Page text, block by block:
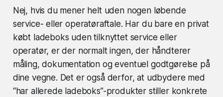
Nej, hvis du mener helt uden nogen løbende
service- eller operatøraftale. Har du bare en privat
købt ladeboks uden tilknyttet service eller
operatør, er der normalt ingen, der håndterer
måling, dokumentation og eventuel godtgørelse på
dine vegne. Det er også derfor, at udbydere med
“har allerede ladeboks”-produkter stiller konkrete